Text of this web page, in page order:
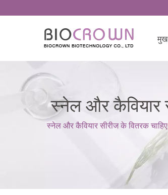
मुख
स्नेल और कैवियार
स्नेल और कैवियार सीरीज के वितरक